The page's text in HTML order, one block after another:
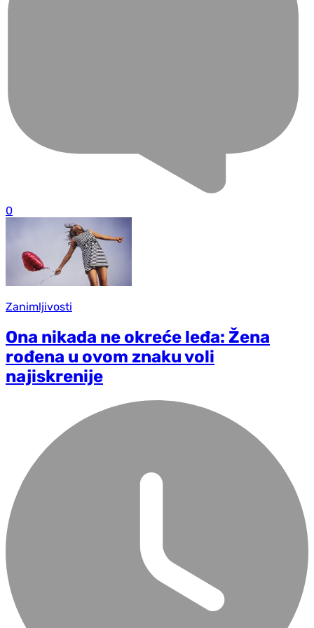
0
Zanimljivosti
Ona nikada ne okreće leđa: Žena
rođena u ovom znaku voli
najiskrenije